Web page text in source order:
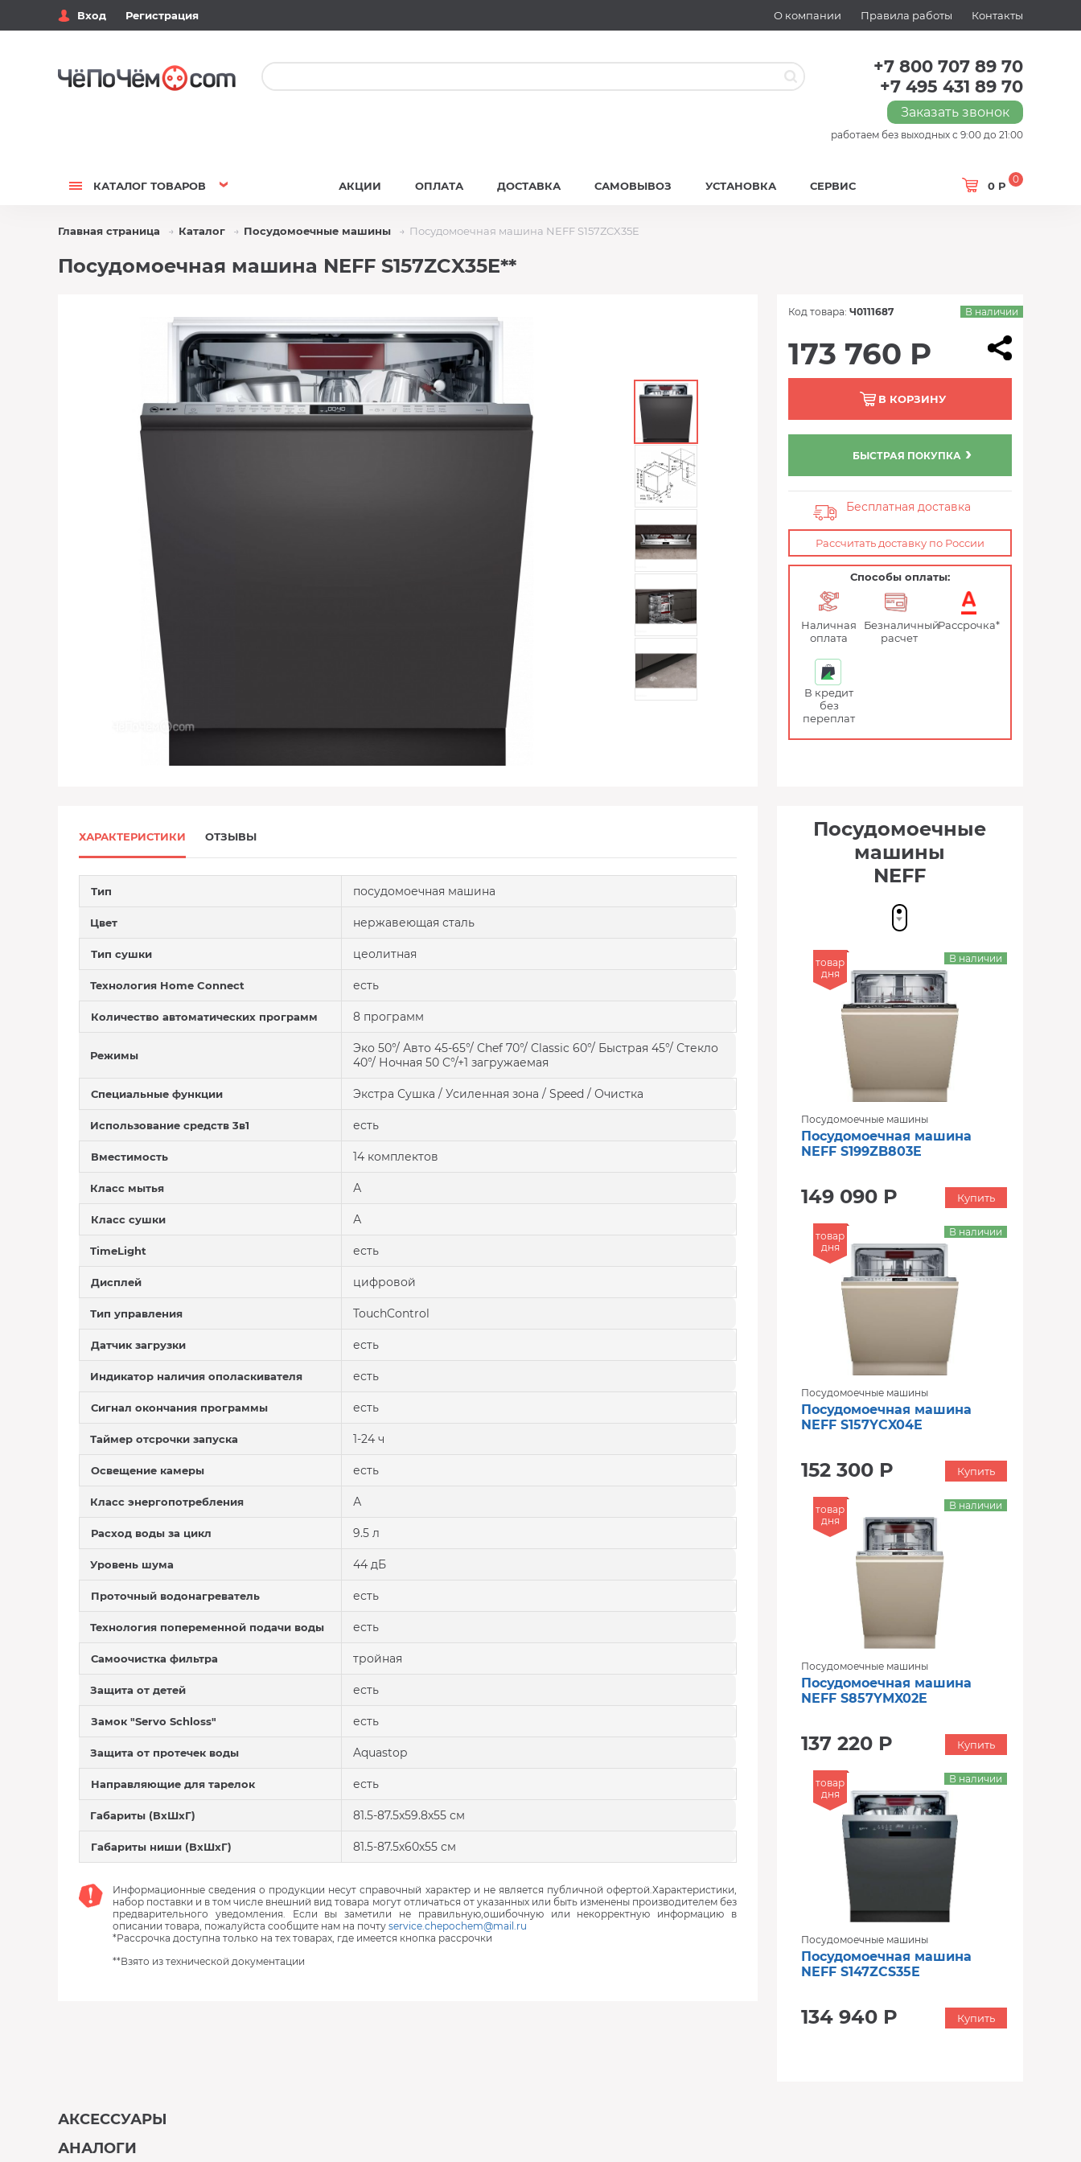
Вход Регистрация О компании Правила работы Контакты
+7 800 707 89 70
+7 495 431 89 70
Заказать звонок
работаем без выходных с 9:00 до 21:00
КАТАЛОГ ТОВАРОВ 0 Р
0
АКЦИИ ОПЛАТА ДОСТАВКА САМОВЫВОЗ УСТАНОВКА СЕРВИС
Главная страница Каталог Посудомоечные машины Посудомоечная машина NEFF S157ZCX35E
Посудомоечная машина NEFF S157ZCX35E**
Код товара: Ч0111687 В наличии
173 760 Р
В КОРЗИНУ
БЫСТРАЯ ПОКУПКА
Бесплатная доставка
Рассчитать доставку по России
Способы оплаты:
Наличная
оплата
Безналичный
расчет
Рассрочка*
В кредит
без
переплат
ХАРАКТЕРИСТИКИ ОТЗЫВЫ
Тип посудомоечная машина
Цвет нержавеющая сталь
Тип сушки цеолитная
Технология Home Connect есть
Количество автоматических программ 8 программ
Режимы
Эко 50°/ Авто 45-65°/ Chef 70°/ Classic 60°/ Быстрая 45°/ Стекло
40°/ Ночная 50 C°/+1 загружаемая
Специальные функции Экстра Сушка / Усиленная зона / Speed / Очистка
Использование средств 3в1 есть
Вместимость 14 комплектов
Класс мытья А
Класс сушки А
TimeLight есть
Дисплей цифровой
Тип управления TouchControl
Датчик загрузки есть
Индикатор наличия ополаскивателя есть
Сигнал окончания программы есть
Таймер отсрочки запуска 1-24 ч
Освещение камеры есть
Класс энергопотребления А
Расход воды за цикл 9.5 л
Уровень шума 44 дБ
Проточный водонагреватель есть
Технология попеременной подачи воды есть
Самоочистка фильтра тройная
Защита от детей есть
Замок "Servo Schloss" есть
Защита от протечек воды Aquastop
Направляющие для тарелок есть
Габариты (ВхШхГ) 81.5-87.5x59.8х55 см
Габариты ниши (ВхШхГ) 81.5-87.5х60х55 см
Информационные сведения о продукции несут справочный характер и не является публичной офертой.Характеристики,
набор поставки и в том числе внешний вид товара могут отличаться от указанных или быть изменены производителем без
предварительного уведомления. Если вы заметили не правильную,ошибочную или некорректную информацию в
описании товара, пожалуйста сообщите нам на почту service.chepochem@mail.ru
*Рассрочка доступна только на тех товарах, где имеется кнопка рассрочки
**Взято из технической документации
Посудомоечные
машины
NEFF
товар
дня
Посудомоечные машины
Посудомоечная машина
NEFF S199ZB803E
149 090 Р
В наличии
Купить
товар
дня
Посудомоечные машины
Посудомоечная машина
NEFF S157YCX04E
152 300 Р
В наличии
Купить
товар
дня
Посудомоечные машины
Посудомоечная машина
NEFF S857YMX02E
137 220 Р
В наличии
Купить
товар
дня
Посудомоечные машины
Посудомоечная машина
NEFF S147ZCS35E
134 940 Р
В наличии
Купить
АКСЕССУАРЫ
АНАЛОГИ